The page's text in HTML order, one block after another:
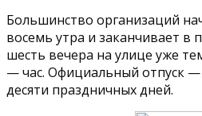
Большинство организаций
восемь утра и заканчивает в
шесть вечера на улице уже
— час. Официальный отпуск —
десяти праздничных дней.